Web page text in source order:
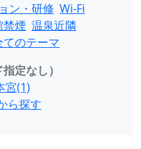
ン・研修 Wi-Fi
禁煙 温泉近隣
てのテーマ
定なし）
宮(1)
ら探す